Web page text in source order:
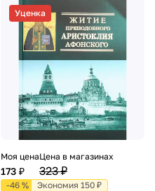
Уценка
Моя цена
173 ₽
Цена в магазинах
323 ₽
-46 % Экономия 150 ₽